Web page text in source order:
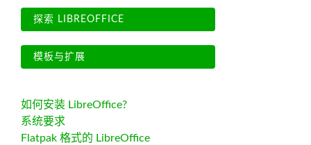
探索 LIBREOFFICE
模板与扩展
如何安装 LibreOffice?
系统要求
Flatpak 格式的 LibreOffice